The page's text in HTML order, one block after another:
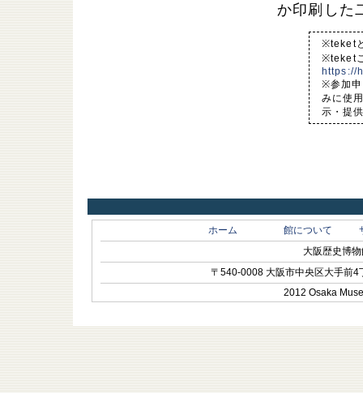
か印刷した
※teket
※teket
https://
※参加申
みに使
示・提
ホーム 館について
大阪歴史博
〒540-0008 大阪市中央区大手
2012 Osaka